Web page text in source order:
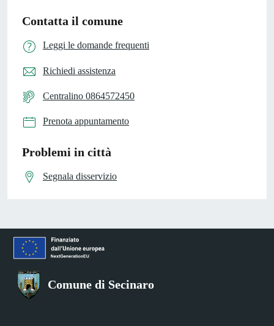
Contatta il comune
Leggi le domande frequenti
Richiedi assistenza
Centralino 0864572450
Prenota appuntamento
Problemi in città
Segnala disservizio
Comune di Secinaro